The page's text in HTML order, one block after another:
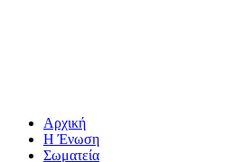
Αρχική
Η Ένωση
Σωματεία